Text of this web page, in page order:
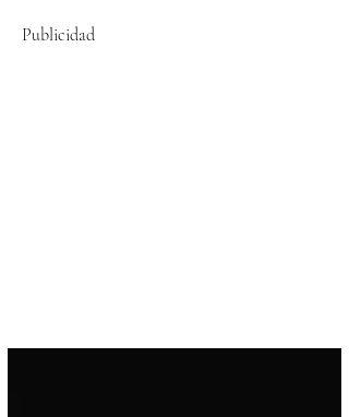
Publicidad